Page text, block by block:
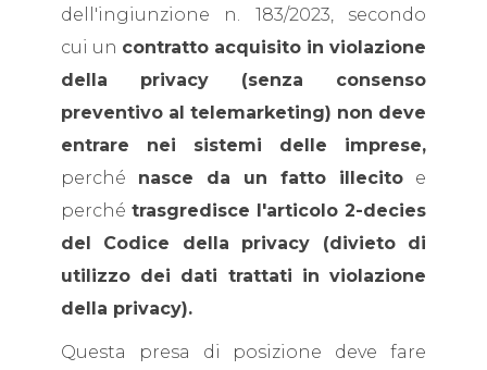
dell'ingiunzione n. 183/2023, secondo
cui un contratto acquisito in violazione
della privacy (senza consenso
preventivo al telemarketing) non deve
entrare nei sistemi delle imprese,
perché nasce da un fatto illecito e
perché trasgredisce l'articolo 2-decies
del Codice della privacy (divieto di
utilizzo dei dati trattati in violazione
della privacy).
Questa presa di posizione deve fare